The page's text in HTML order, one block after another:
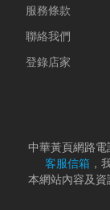
服務條款
聯絡我們
登錄店家
中華黃頁網路
客服信箱 ，
本網站內容及